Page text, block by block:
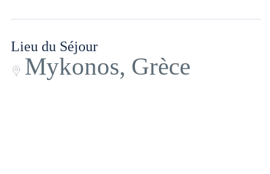
Lieu du Séjour
Mykonos, Grèce